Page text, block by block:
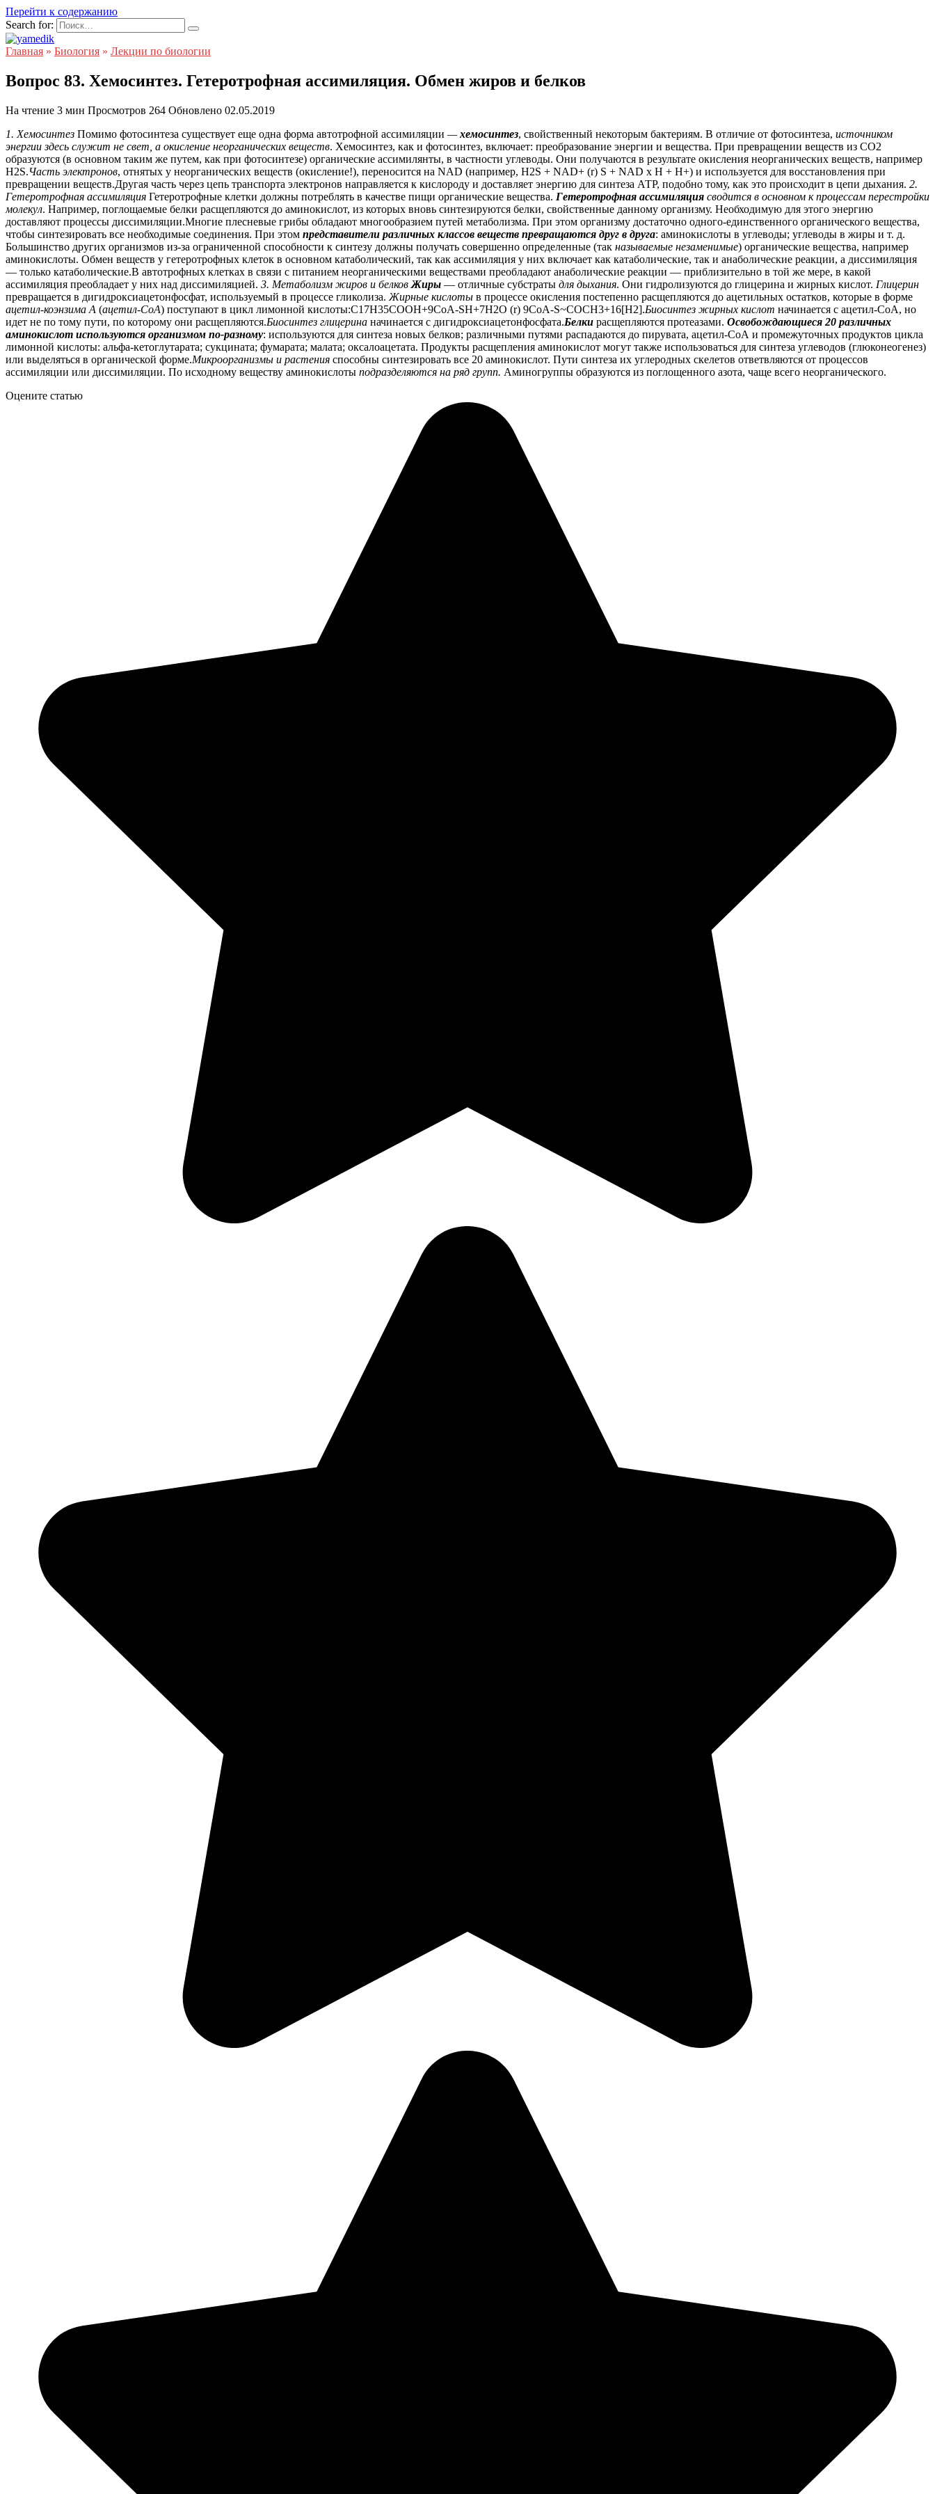
Перейти к содержанию
Search for:
Главная » Биология » Лекции по биологии
Вопрос 83. Хемосинтез. Гетеротрофная ассимиляция. Обмен жиров и белков
На чтение 3 мин Просмотров 264 Обновлено 02.05.2019
1. Хемосинтез Помимо фотосинтеза существует еще одна форма автотрофной ассимиляции —хемосинтез, свойственный некоторым бактериям. В отличие от фотосинтеза, источником
энергии здесь служит не свет, а окисление неорганических веществ. Хемосинтез, как и фотосинтез, включает: преобразование энергии и вещества. При превращении веществ из СО2
образуются (в основном таким же путем, как при фотосинтезе) органические ассимилянты, в частности углеводы. Они получаются в результате окисления неорганических веществ, например
Н2S.Часть электронов, отнятых у неорганических веществ (окисление!), переносится на NAD (например, H2S + NAD+ (r) S + NAD x H + Н+) и используется для восстановления при
превращении веществ.Другая часть через цепь транспорта электронов направляется к кислороду и доставляет энергию для синтеза АТР, подобно тому, как это происходит в цепи дыхания. 2.
Гетеротрофная ассимиляция Гетеротрофные клетки должны потреблять в качестве пищи органические вещества. Гетеротрофная ассимиляция сводится в основном к процессам перестройки
молекул. Например, поглощаемые белки расщепляются до аминокислот, из которых вновь синтезируются белки, свойственные данному организму. Необходимую для этого энергию
доставляют процессы диссимиляции.Многие плесневые грибы обладают многообразием путей метаболизма. При этом организму достаточно одного-единственного органического вещества,
чтобы синтезировать все необходимые соединения. При этом представители различных классов веществ превращаются друг в друга: аминокислоты в углеводы; углеводы в жиры и т. д.
Большинство других организмов из-за ограниченной способности к синтезу должны получать совершенно определенные (так называемые незаменимые) органические вещества, например
аминокислоты. Обмен веществ у гетеротрофных клеток в основном катаболический, так как ассимиляция у них включает как катаболические, так и анаболические реакции, а диссимиляция
— только катаболические.В автотрофных клетках в связи с питанием неорганическими веществами преобладают анаболические реакции — приблизительно в той же мере, в какой
ассимиляция преобладает у них над диссимиляцией. 3. Метаболизм жиров и белков Жиры — отличные субстраты для дыхания. Они гидролизуются до глицерина и жирных кислот. Глицерин
превращается в дигидроксиацетонфосфат, используемый в процессе гликолиза. Жирные кислоты в процессе окисления постепенно расщепляются до ацетильных остатков, которые в форме
ацетил-коэнзима А (ацетил-СоА) поступают в цикл лимонной кислоты:С17Н35СООН+9СоА-SH+7Н2О (r) 9СоА-S~CОCH3+16[Н2].Биосинтез жирных кислот начинается с ацетил-СоА, но
идет не по тому пути, по которому они расщепляются.Биосинтез глицерина начинается с дигидроксиацетонфосфата.Белки расщепляются протеазами. Освобождающиеся 20 различных
аминокислот используются организмом по-разному: используются для синтеза новых белков; различными путями распадаются до пирувата, ацетил-СоА и промежуточных продуктов цикла
лимонной кислоты: альфа-кетоглутарата; сукцината; фумарата; малата; оксалоацетата. Продукты расщепления аминокислот могут также использоваться для синтеза углеводов (глюконеогенез)
или выделяться в органической форме.Микроорганизмы и растения способны синтезировать все 20 аминокислот. Пути синтеза их углеродных скелетов ответвляются от процессов
ассимиляции или диссимиляции. По исходному веществу аминокислоты подразделяются на ряд групп. Аминогруппы образуются из поглощенного азота, чаще всего неорганического.
Оцените статью